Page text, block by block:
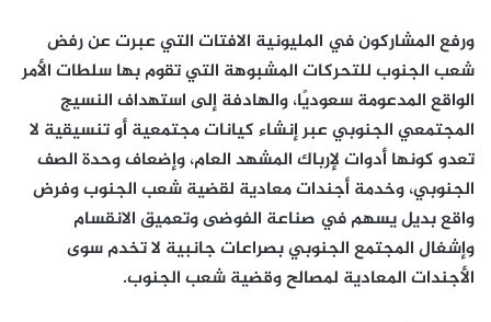
ورفع المشاركون في المليونية الافتات التي عبرت عن رفض
شعب الجنوب للتحركات المشبوهة التي تقوم بها سلطات الأمر
الواقع المدعومة سعوديًا، والهادفة إلى استهداف النسيج
المجتمعي الجنوبي عبر إنشاء كيانات مجتمعية أو تنسيقية لا
تعدو كونها أدوات لإرباك المشهد العام، وإضعاف وحدة الصف
الجنوبي، وخدمة أجندات معادية لقضية شعب الجنوب وفرض
واقع بديل يسهم في صناعة الفوضى وتعميق الانقسام
وإشغال المجتمع الجنوبي بصراعات جانبية لا تخدم سوى
الأجندات المعادية لمصالح وقضية شعب الجنوب.